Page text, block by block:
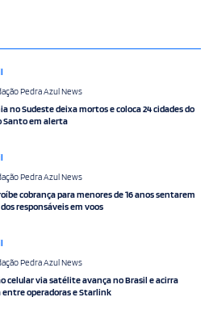
Pedra Azul News
no Sudeste deixa mortos e coloca 24 cidades do
Santo em alerta
Pedra Azul News
cobrança para menores de 16 anos sentarem
responsáveis em voos
Pedra Azul News
celular via satélite avança no Brasil e acirra
entre operadoras e Starlink